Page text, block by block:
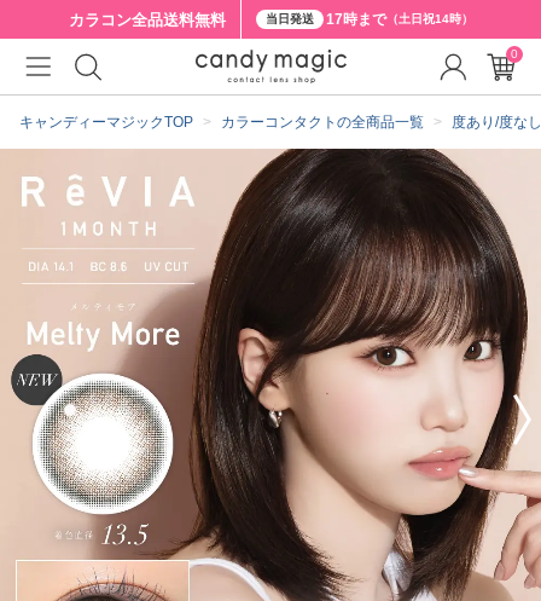
カラコン全品送料無料 当日発送 17時まで（土日祝14時）
キャンディーマジックTOP カラーコンタクトの全商品一覧 度あり/度な
0
クーポン詳細